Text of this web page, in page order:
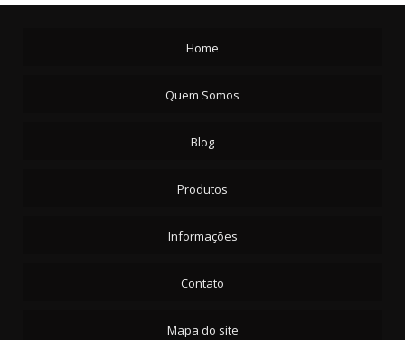
Home
Quem Somos
Blog
Produtos
Informações
Contato
Mapa do site